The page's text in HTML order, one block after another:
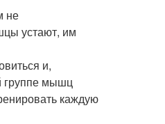
не
устают, им
и,
группе мышц
каждую